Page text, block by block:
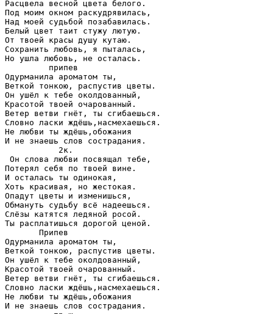
Расцвела весной цвета белого.
Под моим окном раскудрявилась,
Над моей судьбой позабавилась.
Белый цвет таит стужу лютую.
От твоей красы душу кутаю.
Сохранить любовь, я пыталась,
Но ушла любовь, не осталась.
         припев
Одурманила ароматом ты,
Веткой тонкою, распустив цветы.
Он ушёл к тебе околдованный,
Красотой твоей очарованный.
Ветер ветви гнёт, ты сгибаешься.
Словно ласки ждёшь,насмехаешься.
Не любви ты ждёшь,обожания
И не знаешь слов сострадания.
           2к.
Он слова любви посвящал тебе,
Потерял себя по твоей вине.
И осталась ты одинокая,
Хоть красивая, но жестокая.
Опадут цветы и изменишься,
Обмануть судьбу всё надеешься.
Слёзы катятся ледяной росой.
Ты расплатишься дорогой ценой.
       Припев
Одурманила ароматом ты,
Веткой тонкою, распустив цветы.
Он ушёл к тебе околдованный,
Красотой твоей очарованный.
Ветер ветви гнёт, ты сгибаешься.
Словно ласки ждёшь,насмехаешься.
Не любви ты ждёшь,обожания
И не знаешь слов сострадания.